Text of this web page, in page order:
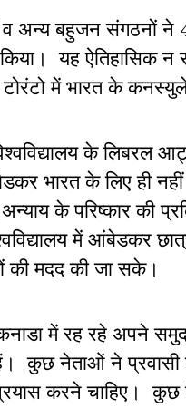
व अन्य बहुजन संगठनों
यह ऐतिहासिक न
व टोरंटो में भारत के
के लिबरल
भारत के लिए ही
के परिष्कार की
में आंबेडकर
की मदद की जा सके।
में रह रहे अपने
कुछ नेताओं ने प्रवासी
करने चाहिए।